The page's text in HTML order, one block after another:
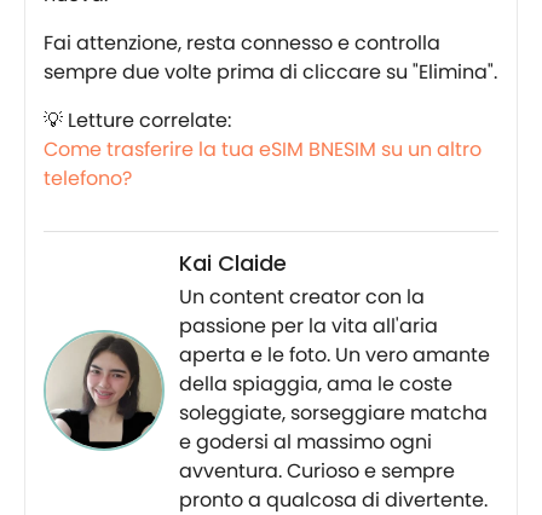
Fai attenzione, resta connesso e controlla
sempre due volte prima di cliccare su "Elimina".
💡 Letture correlate:
Come trasferire la tua eSIM BNESIM su un altro
telefono?
Kai Claide
Un content creator con la
passione per la vita all'aria
aperta e le foto. Un vero amante
della spiaggia, ama le coste
soleggiate, sorseggiare matcha
e godersi al massimo ogni
avventura. Curioso e sempre
pronto a qualcosa di divertente.